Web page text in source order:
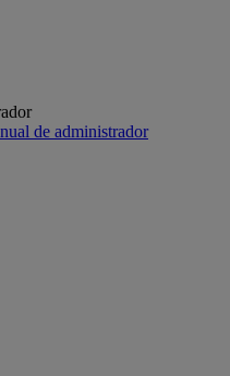
de administrador